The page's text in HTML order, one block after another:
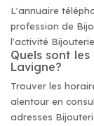
L'annuaire
profession de
l'activité
Quels sont
Lavigne?
Trouver les
alentour en
adresses